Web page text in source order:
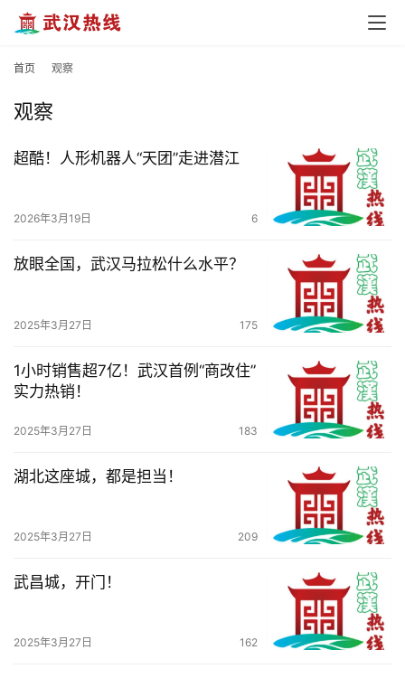
页
汉
首页 观察
观察
超酷！人形机器人“天团”走进潜江
2026年3月19日 6
放眼全国，武汉马拉松什么水平？
2025年3月27日 175
1小时销售超7亿！武汉首例“商改住”
实力热销！
2025年3月27日 183
湖北这座城，都是担当！
2025年3月27日 209
武昌城，开门！
2025年3月27日 162